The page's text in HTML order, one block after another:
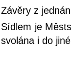
Závěry z
Sídlem je
svolána i do